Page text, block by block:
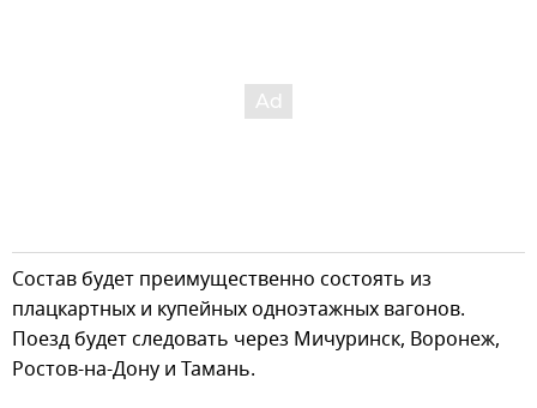
Состав будет преимущественно состоять из
плацкартных и купейных одноэтажных вагонов.
Поезд будет следовать через Мичуринск, Воронеж,
Ростов-на-Дону и Тамань.